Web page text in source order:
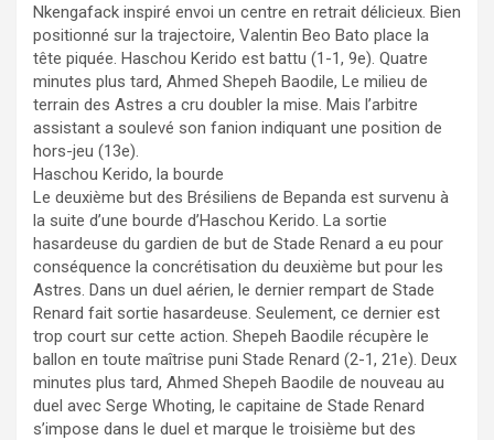
Nkengafack inspiré envoi un centre en retrait délicieux. Bien
positionné sur la trajectoire, Valentin Beo Bato place la
tête piquée. Haschou Kerido est battu (1-1, 9e). Quatre
minutes plus tard, Ahmed Shepeh Baodile, Le milieu de
terrain des Astres a cru doubler la mise. Mais l’arbitre
assistant a soulevé son fanion indiquant une position de
hors-jeu (13e).
Haschou Kerido, la bourde
Le deuxième but des Brésiliens de Bepanda est survenu à
la suite d’une bourde d’Haschou Kerido. La sortie
hasardeuse du gardien de but de Stade Renard a eu pour
conséquence la concrétisation du deuxième but pour les
Astres. Dans un duel aérien, le dernier rempart de Stade
Renard fait sortie hasardeuse. Seulement, ce dernier est
trop court sur cette action. Shepeh Baodile récupère le
ballon en toute maîtrise puni Stade Renard (2-1, 21e). Deux
minutes plus tard, Ahmed Shepeh Baodile de nouveau au
duel avec Serge Whoting, le capitaine de Stade Renard
s’impose dans le duel et marque le troisième but des